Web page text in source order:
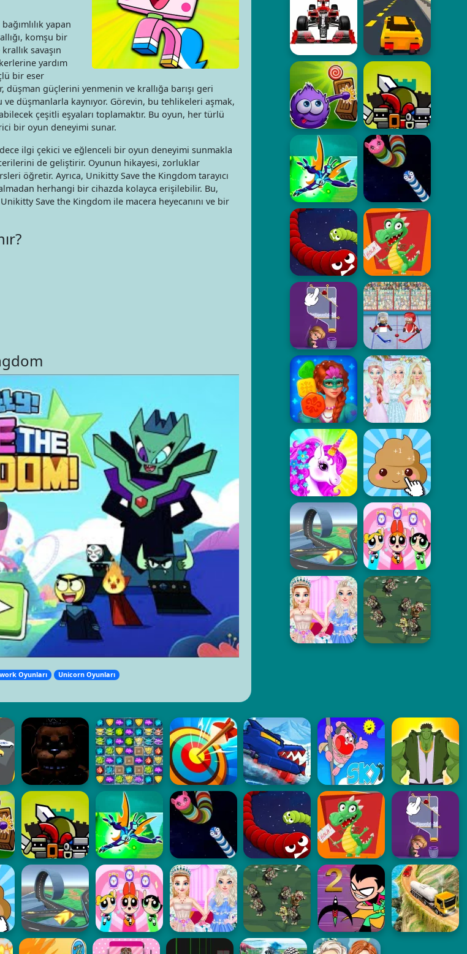
yapan
komşu bir
savaşın
yardım
bir eser
güçlerini yenmenin ve krallığa barışı geri
düşmanlarla kaynıyor. Görevin, bu tehlikeleri aşmak,
çeşitli eşyaları toplamaktır. Bu oyun, her türlü
bir oyun deneyimi sunar.
ilgi çekici ve eğlenceli bir oyun deneyimi sunmakla
de geliştirir. Oyunun hikayesi, zorluklar
öğretir. Ayrıca, Unikitty Save the Kingdom tarayıcı
herhangi bir cihazda kolayca erişilebilir. Bu,
Save the Kingdom ile macera heyecanını ve bir
Oyunları Unicorn Oyunları